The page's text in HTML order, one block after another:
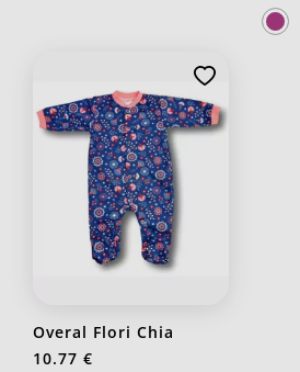
Overal Flori Chia
10.77 €